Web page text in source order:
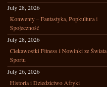
July 28, 2026
Konwenty – Fantastyka, Popkultura i
Społeczność
July 28, 2026
Ciekawostki Fitness i Nowinki ze Świata
Sportu
July 26, 2026
Historia i Dziedzictwo Afryki